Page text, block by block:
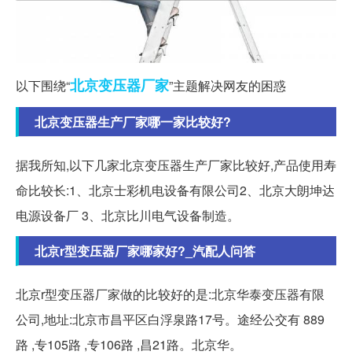
以下围绕“北京变压器厂家”主题解决网友的困惑
北京变压器生产厂家哪一家比较好?
据我所知,以下几家北京变压器生产厂家比较好,产品使用寿
命比较长:1、北京士彩机电设备有限公司2、北京大朗坤达
电源设备厂 3、北京比川电气设备制造。
北京r型变压器厂家哪家好?_汽配人问答
北京r型变压器厂家做的比较好的是:北京华泰变压器有限
公司,地址:北京市昌平区白浮泉路17号。途经公交有 889
路 ,专105路 ,专106路 ,昌21路。北京华。